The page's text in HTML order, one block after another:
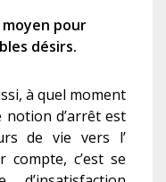
moyen pour
désirs.
à quel moment
notion d’arrêt est
de vie vers l’
c’est se